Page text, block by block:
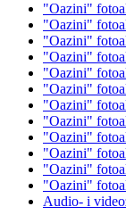
"Oazini"
"Oazini"
"Oazini"
"Oazini"
"Oazini"
"Oazini"
"Oazini"
"Oazini"
"Oazini"
"Oazini"
"Oazini"
"Oazini"
Audio- i